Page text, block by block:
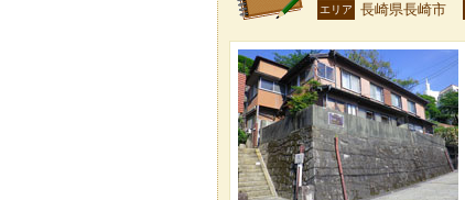
エリア 長崎県長崎市